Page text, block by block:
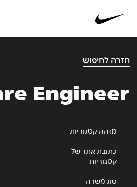
חזרה לחיפוש
Engineer
מזהה קטגוריות
כתובת אתר של
קטגוריות
סוג משרה